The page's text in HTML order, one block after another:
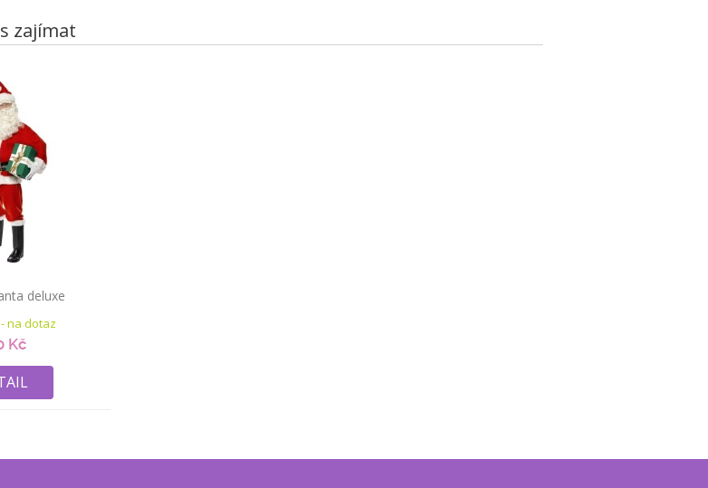
zajímat
deluxe
na dotaz
Kč